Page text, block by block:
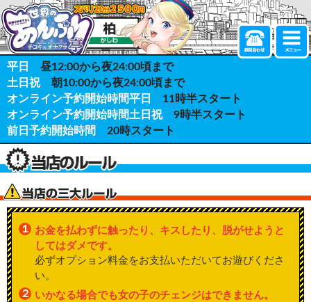
平日
昼12:00から夜24:00頃まで
土日祝朝10:00から夜24:00頃まで
オンライン予約開始時間平日
11時半スタート
オンライン予約開始時間土日祝9時半スタート
前日予約開始時間
20時スタート
１ お金を払わずに触ったり、キスしたり、脱がせようと
してはダメです。
必ずオプション料金をお支払いただいてお遊びくださ
い。
２ いかなる場合でも女の子のチェンジはできません。